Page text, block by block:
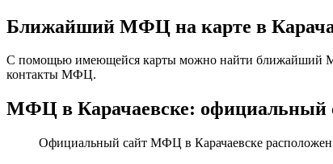
Ближайший МФЦ на карте в
С помощью имеющейся карты можно найти ближайший
контакты МФЦ.
МФЦ в Карачаевске: официальный
Официальный сайт МФЦ в Карачаевске